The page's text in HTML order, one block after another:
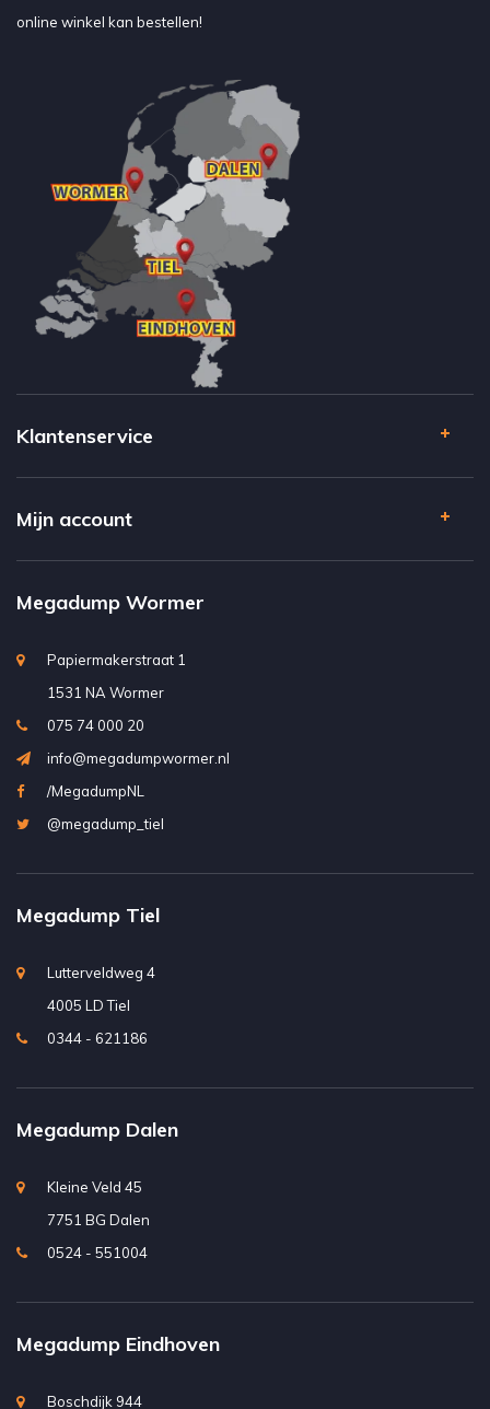
online winkel kan bestellen!
Klantenservice
Mijn account
Megadump Wormer
Papiermakerstraat 1
1531 NA Wormer
075 74 000 20
info@megadumpwormer.nl
/MegadumpNL
@megadump_tiel
Megadump Tiel
Lutterveldweg 4
4005 LD Tiel
0344 - 621186
Megadump Dalen
Kleine Veld 45
7751 BG Dalen
0524 - 551004
Megadump Eindhoven
Boschdijk 944